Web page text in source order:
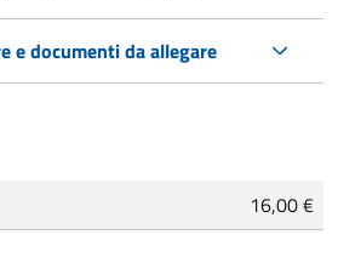
e documenti da allegare
16,00 €